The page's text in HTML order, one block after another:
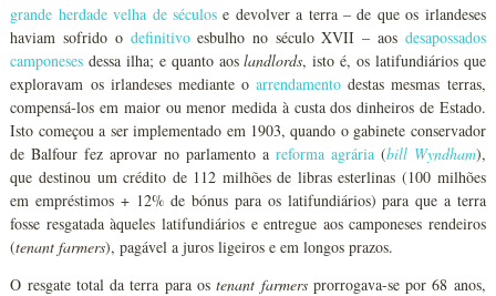
grande herdade velha de séculos e devolver a terra – de que os irlandeses
haviam sofrido o definitivoesbulho no século XVII – aos desapossados
camponeses dessa ilha; e quanto aoslandlords, isto é, os latifundiários que
exploravam os irlandeses mediante oarrendamento destas mesmas terras,
compensá-los em maior ou menor medida à custa dos dinheiros de Estado.
Isto começou a ser implementado em 1903, quando o gabinete conservador
de Balfour fez aprovar no parlamento a reforma agrária(bill Wyndham),
que destinou um crédito de 112 milhões de libras esterlinas (100 milhões
em empréstimos + 12% de bónus para os latifundiários) para que a terra
fosse resgatada àqueles latifundiários e entregue aos camponeses rendeiros
(tenant farmers), pagável a juros ligeiros e em longos prazos.
O resgate total da terra para ostenant farmers prorrogava-se por 68 anos,